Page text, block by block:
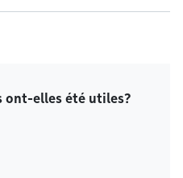
ont-elles été utiles?